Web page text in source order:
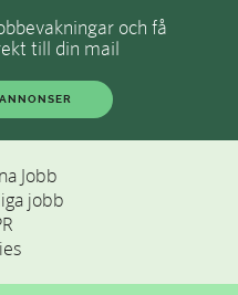
och få
till din mail
Jobb
jobb